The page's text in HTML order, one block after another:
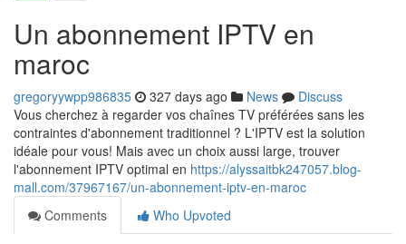
Un abonnement IPTV en
maroc
gregoryywpp986835 327 days ago News
Discuss
Vous cherchez à regarder vos chaînes TV préférées sans les
contraintes d'abonnement traditionnel ? L'IPTV est la solution
idéale pour vous! Mais avec un choix aussi large, trouver
l'abonnement IPTV optimal en https://alyssaitbk247057.blog-
mall.com/37967167/un-abonnement-iptv-en-maroc
Comments
Who Upvoted